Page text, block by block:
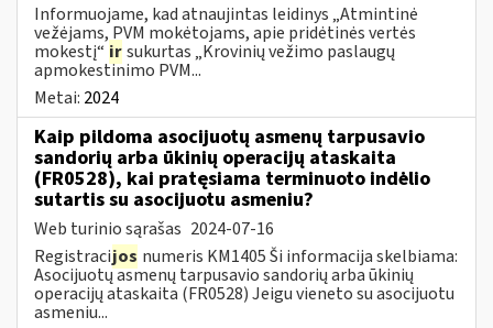
Informuojame, kad atnaujintas leidinys „Atmintinė
vežėjams, PVM mokėtojams, apie pridėtinės vertės
mokestį“ irsukurtas „Krovinių vežimo paslaugų
apmokestinimo PVM...
Metai: 2024
Kaip pildoma asocijuotų asmenų tarpusavio
sandorių arba ūkinių operacijų ataskaita
(FR0528), kai pratęsiama terminuoto indėlio
sutartis su asocijuotu asmeniu?
Web turinio sąrašas 2024-07-16
Registracijos numeris KM1405 Ši informacija skelbiama:
Asocijuotų asmenų tarpusavio sandorių arba ūkinių
operacijų ataskaita (FR0528) Jeigu vieneto su asocijuotu
asmeniu...